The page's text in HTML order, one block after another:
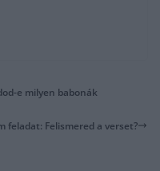
e milyen babonák
feladat: Felismered a verset?